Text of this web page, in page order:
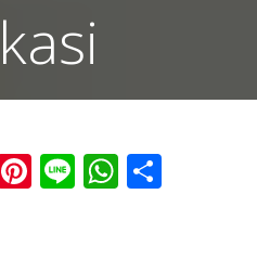
Pinterest
Line